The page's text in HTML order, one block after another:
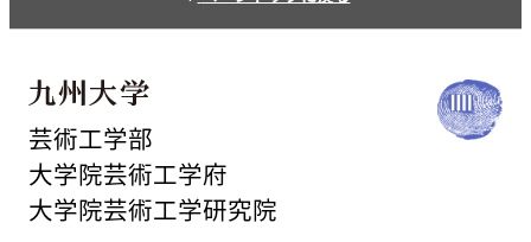
芸術工学部
大学院芸術工学府
大学院芸術工学研究院